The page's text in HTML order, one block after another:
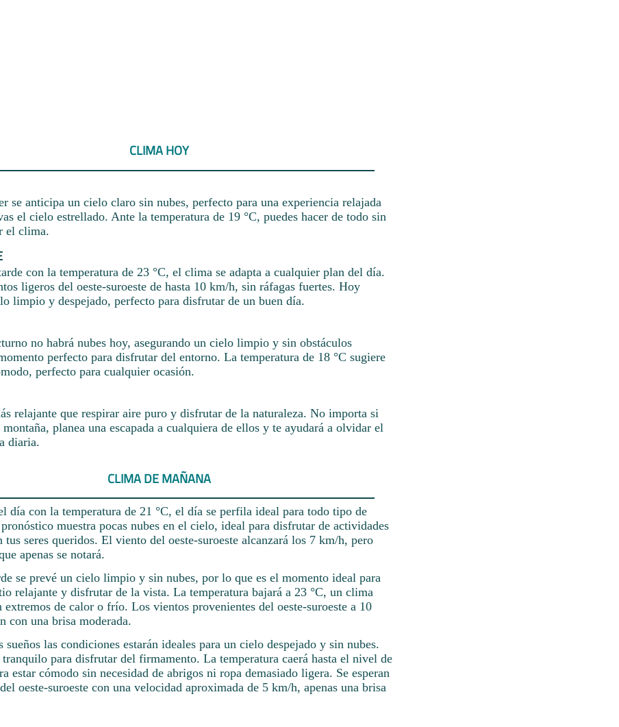
CLIMA HOY
se anticipa un cielo claro sin nubes, perfecto para una experiencia relajada
el cielo estrellado. Ante la temperatura de 19 °C, puedes hacer de todo sin
el clima.
con la temperatura de 23 °C, el clima se adapta a cualquier plan del día.
ligeros del oeste-suroeste de hasta 10 km/h, sin ráfagas fuertes. Hoy
limpio y despejado, perfecto para disfrutar de un buen día.
no habrá nubes hoy, asegurando un cielo limpio y sin obstáculos
perfecto para disfrutar del entorno. La temperatura de 18 °C sugiere
perfecto para cualquier ocasión.
relajante que respirar aire puro y disfrutar de la naturaleza. No importa si
planea una escapada a cualquiera de ellos y te ayudará a olvidar el
diaria.
CLIMA DE MAÑANA
día con la temperatura de 21 °C, el día se perfila ideal para todo tipo de
muestra pocas nubes en el cielo, ideal para disfrutar de actividades
seres queridos. El viento del oeste-suroeste alcanzará los 7 km/h, pero
apenas se notará.
se prevé un cielo limpio y sin nubes, por lo que es el momento ideal para
relajante y disfrutar de la vista. La temperatura bajará a 23 °C, un clima
de calor o frío. Los vientos provenientes del oeste-suroeste a 10
con una brisa moderada.
sueños las condiciones estarán ideales para un cielo despejado y sin nubes.
para disfrutar del firmamento. La temperatura caerá hasta el nivel de
estar cómodo sin necesidad de abrigos ni ropa demasiado ligera. Se esperan
oeste-suroeste con una velocidad aproximada de 5 km/h, apenas una brisa